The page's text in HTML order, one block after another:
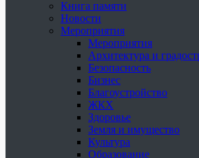
Книга памяти
Новости
Мероприятия
Мероприятия
Архитектура и
Безопасность
Бизнес
Благоустройство
ЖКХ
Здоровье
Земля и имущество
Культура
Образование